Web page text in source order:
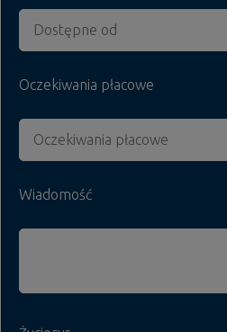
Oczekiwania płacowe
Wiadomość